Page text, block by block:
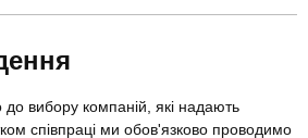
вибору компаній, які надають
співпраці ми обов'язково проводимо